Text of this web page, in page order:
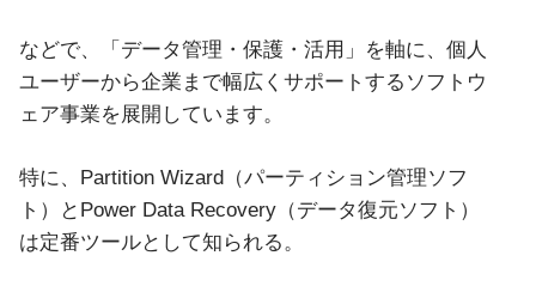
などで、「データ管理・保護・活用」を軸に、個人
ユーザーから企業まで幅広くサポートするソフトウ
ェア事業を展開しています。
特に、Partition Wizard（パーティション管理ソフ
ト）とPower Data Recovery（データ復元ソフト）
は定番ツールとして知られる。